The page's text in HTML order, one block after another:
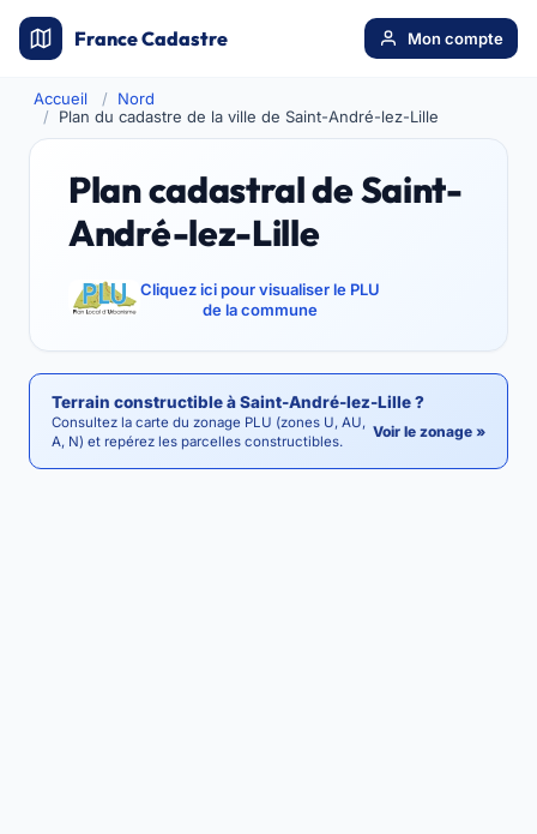
France Cadastre Mon compte
Accueil
Nord
Plan du cadastre de la ville de Saint-André-lez-Lille
Plan cadastral de Saint-
André-lez-Lille
Cliquez ici pour visualiser le PLU
de la commune
Terrain constructible à Saint-André-lez-Lille ?
Consultez la carte du zonage PLU (zones U, AU,
A, N) et repérez les parcelles constructibles.
Voir le zonage »